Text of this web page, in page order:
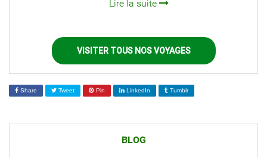
Lire la suite
VISITER TOUS NOS VOYAGES
Share Tweet Pin LinkedIn Tumblr
BLOG